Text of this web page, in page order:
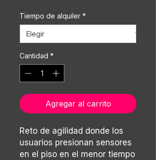
Tiempo de alquiler *
Cantidad *
Agregar al carrito
Reto de agilidad donde los
usuarios presionan sensores
en el piso en el menor tiempo